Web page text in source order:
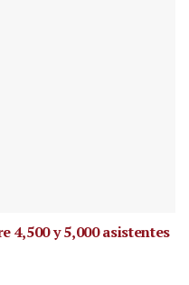
4,500 y 5,000 asistentes